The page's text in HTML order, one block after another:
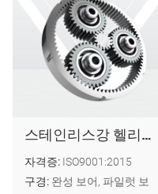
스테인리스강 헬리컬 내부 기어
자격증: ISO9001:2015
구경: 완성 보어, 파일럿 보